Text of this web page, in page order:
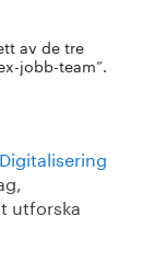
av de tre
jobb-team”.
utforska